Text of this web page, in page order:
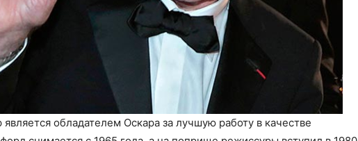
обладателем Оскара за лучшую работу в качестве